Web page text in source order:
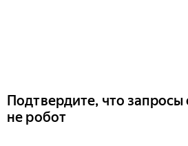
Подтвердите, что запросы
не робот